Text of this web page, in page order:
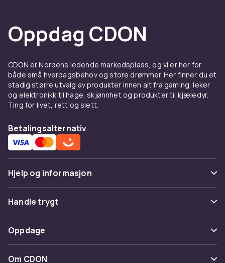
Oppdag CDON
CDON er Nordens ledende markedsplass, og vi er her for
både små hverdagsbehov og store drømmer. Her finner du et
stadig større utvalg av produkter innen alt fra gaming, leker
og elektronikk til hage, skjønnhet og produkter til kjæledyr.
Ting for livet, rett og slett.
Betalingsalternativ
Hjelp og informasjon
Vanlige spørsmål
Spor pakke
Angre & returner her
Kontakt oss
Handle trygt
Betaling
Levering
Oppdage
Kategorier
Om CDON